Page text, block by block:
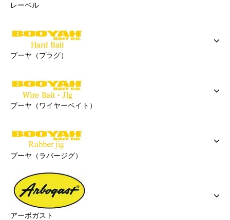
レーベル
ブーヤ（プラグ）
ブーヤ（ワイヤーベイト）
ブーヤ（ラバージグ）
アーボガスト